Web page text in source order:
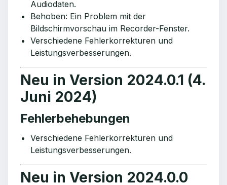
Audiodaten.
Behoben: Ein Problem mit der
Bildschirmvorschau im Recorder-Fenster.
Verschiedene Fehlerkorrekturen und
Leistungsverbesserungen.
Neu in Version 2024.0.1 (4.
Juni 2024)
Fehlerbehebungen
Verschiedene Fehlerkorrekturen und
Leistungsverbesserungen.
Neu in Version 2024.0.0